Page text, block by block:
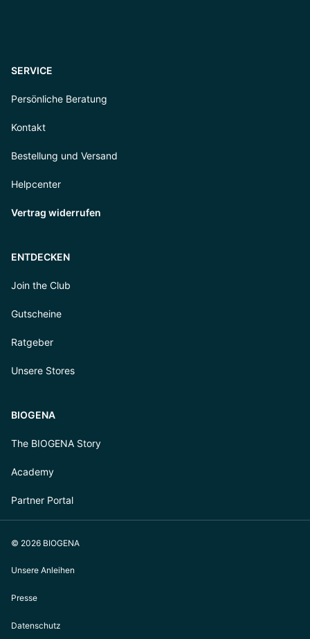
SERVICE
Persönliche Beratung
Kontakt
Bestellung und Versand
Helpcenter
Vertrag widerrufen
ENTDECKEN
Join the Club
Gutscheine
Ratgeber
Unsere Stores
BIOGENA
The BIOGENA Story
Academy
Partner Portal
© 2026 BIOGENA
Unsere Anleihen
Presse
Datenschutz